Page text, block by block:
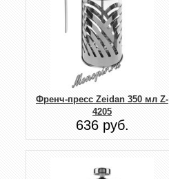
Френч-пресс Zeidan 350 мл Z-
4205
636 руб.